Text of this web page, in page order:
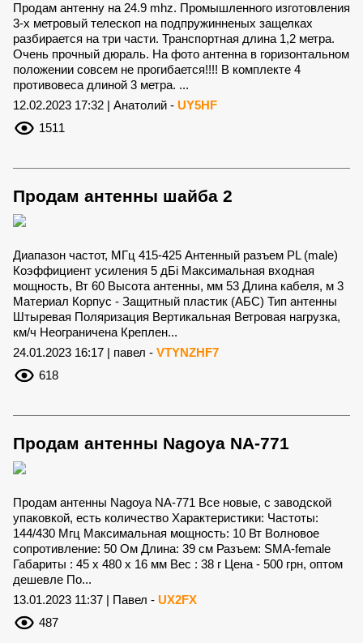
Продам антенну на 24.9 mhz. Промышленного изготовления
3-х метровый телескоп на подпружинненых защелках
разбирается на три части. Транспортная длина 1,2 метра.
Очень прочный дюраль. На фото антенна в горизонтальном
положении совсем не прогибается!!!! В комплекте 4
противовеса длиной 3 метра. ...
12.02.2023 17:32 | Анатолий - UY5HF
1511
Продам антенны шайба 2
Диапазон частот, МГц 415-425 Антенный разъем PL (male)
Коэффициент усиления 5 дБi Максимальная входная
мощность, Вт 60 Высота антенны, мм 53 Длина кабеля, м 3
Материал Корпус - Защитный пластик (АБС) Тип антенны
Штыревая Поляризация Вертикальная Ветровая нагрузка,
км/ч Неограничена Креплен...
24.01.2023 16:17 | павел - VTYNZHF7
618
Продам антенны Nagoya NA-771
Продам антенны Nagoya NA-771 Все новые, с заводской
упаковкой, есть количество Характеристики: Частоты:
144/430 Мгц Максимальная мощность: 10 Вт Волновое
сопротивление: 50 Ом Длина: 39 см Разъем: SMA-female
Габариты : 45 x 480 x 16 мм Вес : 38 г Цена - 500 грн, оптом
дешевле По...
13.01.2023 11:37 | Павел - UX2FX
487